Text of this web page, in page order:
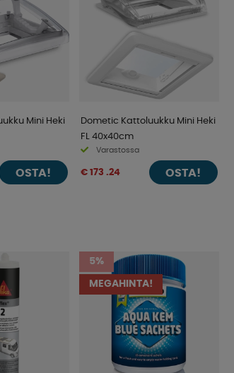
Mini Heki
OSTA!
Dometic Kattoluukku Mini Heki
FL 40x40cm
Varastossa
€ 173 .24 OSTA!
5%
MEGAHINTA!